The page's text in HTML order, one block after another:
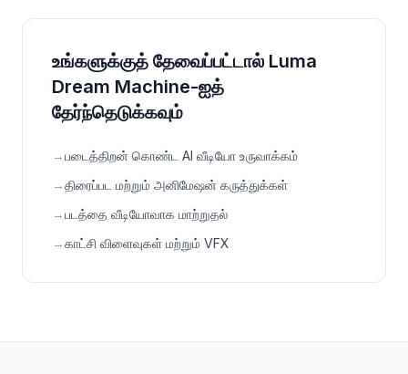
உங்களுக்குத் தேவைப்பட்டால் Luma
Dream Machine-ஐத்
தேர்ந்தெடுக்கவும்
→படைத்திறன் கொண்ட AI வீடியோ உருவாக்கம்
→திரைப்பட மற்றும் அனிமேஷன் கருத்துக்கள்
→படத்தை வீடியோவாக மாற்றுதல்
→காட்சி விளைவுகள் மற்றும் VFX